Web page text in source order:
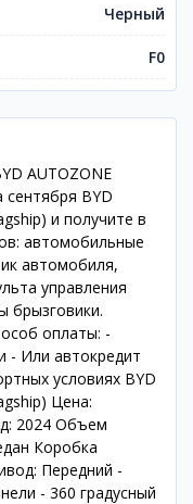
Черный
F0
AUTOZONE
сентября BYD
и получите в
автомобильные
автомобиля,
управления
брызговики.
оплаты: -
- Или автокредит
условиях BYD
Цена:
2024 Объем
Коробка
Передний -
- 360 градусный